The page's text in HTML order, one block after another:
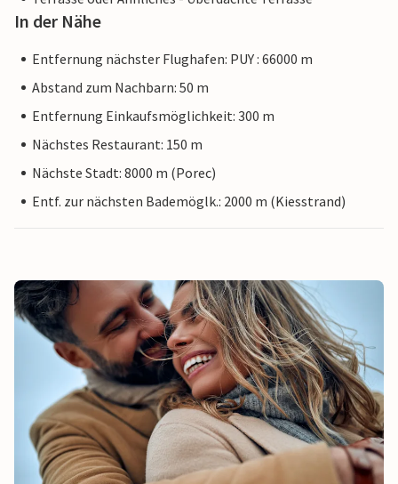
In der Nähe
Entfernung nächster Flughafen: PUY : 66000 m
Abstand zum Nachbarn: 50 m
Entfernung Einkaufsmöglichkeit: 300 m
Nächstes Restaurant: 150 m
Nächste Stadt: 8000 m (Porec)
Entf. zur nächsten Bademöglk.: 2000 m (Kiesstrand)